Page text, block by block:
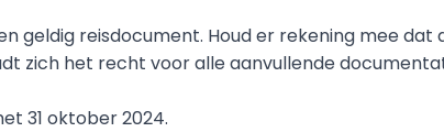
geldig reisdocument. Houd er rekening mee
zich het recht voor alle aanvullende
31 oktober 2024.